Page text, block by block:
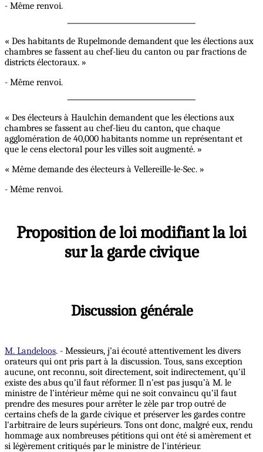
- Même renvoi.
« Des habitants de Rupelmonde demandent que les élections aux
chambres se fassent au chef-lieu du canton ou par fractions de
districts électoraux. »
- Même renvoi.
« Des électeurs à Haulchin demandent que les élections aux
chambres se fassent au chef-lieu du canton, que chaque
agglomération de 40,000 habitants nomme un représentant et
que le cens electoral pour les villes soit augmenté. »
« Même demande des électeurs à Vellereille-le-Sec. »
- Même renvoi.
Proposition de loi modifiant la loi
sur la garde civique
Discussion générale
M. Landeloos. - Messieurs, j’ai écouté attentivement les divers
orateurs qui ont pris part à la discussion. Tous, sans exception
aucune, ont reconnu, soit directement, soit indirectement, qu’il
existe des abus qu’il faut réformer. Il n’est pas jusqu’à M. le
ministre de l’intérieur même qui ne soit convaincu qu’il faut
prendre des mesures pour arrêter le zèle par trop outré de
certains chefs de la garde civique et préserver les gardes contre
l'arbitraire de leurs supérieurs. Tons ont donc, malgré eux, rendu
hommage aux nombreuses pétitions qui ont été si amèrement et
si légèrement critiqués par le ministre de l'intérieur.